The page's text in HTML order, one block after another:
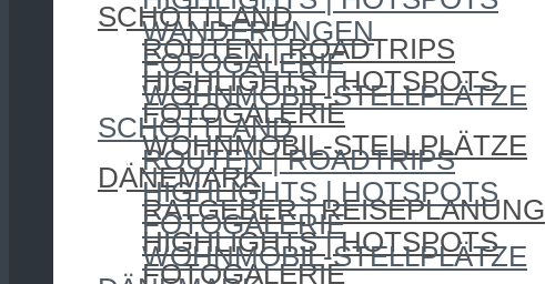
SCHOTTLAND
ROUTEN | ROADTRIPS
HIGHLIGHTS | HOTSPOTS
FOTOGALERIE
WOHNMOBIL-STELLPLÄTZE
DÄNEMARK
RATGEBER | REISEPLANUNG
HIGHLIGHTS | HOTSPOTS
FOTOGALERIE
WANDERUNGEN
FOTOGALERIE
WOHNMOBIL-STELLPLÄTZE
SCHOTTLAND
ROUTEN | ROADTRIPS
HIGHLIGHTS | HOTSPOTS
FOTOGALERIE
WOHNMOBIL-STELLPLÄTZE